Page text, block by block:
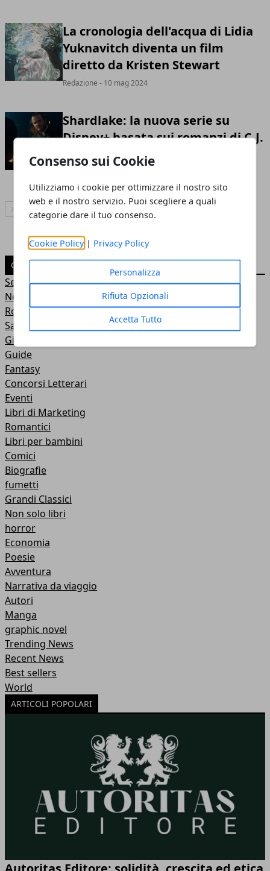
Consenso sui Cookie
Utilizziamo i cookie per ottimizzare il nostro sito
web e il nostro servizio. Puoi scegliere a quali
categorie dare il tuo consenso.
Cookie Policy | Privacy Policy
Personalizza
Rifiuta Opzionali
Accetta Tutto
La cronologia dell'acqua di Lidia
Yuknavitch diventa un film
diretto da Kristen Stewart
Redazione - 10 mag 2024
Shardlake: la nuova serie su
Disney+ basata sui romanzi di C.J.
Sansom
Articolo Successivo
CATEGORIE
Senza categoria
News
Romanzi
Saggi
Gialli
Guide
Fantasy
Concorsi Letterari
Eventi
Libri di Marketing
Romantici
Libri per bambini
Comici
Biografie
fumetti
Grandi Classici
Non solo libri
horror
Economia
Poesie
Avventura
Narrativa da viaggio
Autori
Manga
graphic novel
Trending News
Recent News
Best sellers
World
ARTICOLI POPOLARI